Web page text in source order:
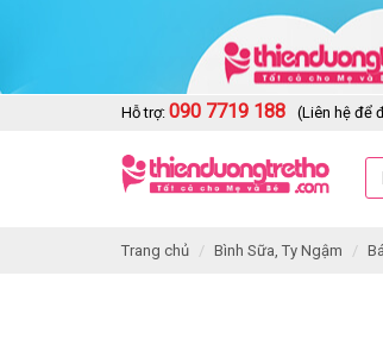
Hỗ trợ: 090 7719 188 (Liên hệ để
Trang chủ Bình Sữa, Ty Ngậm